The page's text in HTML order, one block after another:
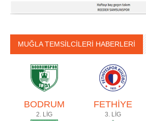
MUĞLA TEMSİLCİLERİ HABERLERİ
BODRUM
2. LİG
FETHİYE
3. LİG